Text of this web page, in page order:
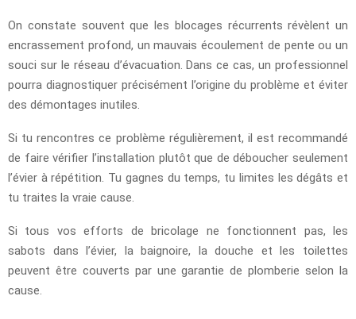
On constate souvent que les blocages récurrents révèlent un
encrassement profond, un mauvais écoulement de pente ou un
souci sur le réseau d’évacuation. Dans ce cas, un professionnel
pourra diagnostiquer précisément l’origine du problème et éviter
des démontages inutiles.
Si tu rencontres ce problème régulièrement, il est recommandé
de faire vérifier l’installation plutôt que de déboucher seulement
l’évier à répétition. Tu gagnes du temps, tu limites les dégâts et
tu traites la vraie cause.
Si tous vos efforts de bricolage ne fonctionnent pas, les
sabots dans l’évier, la baignoire, la douche et les toilettes
peuvent être couverts par une garantie de plomberie selon la
cause.